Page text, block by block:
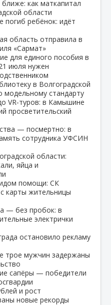
как маткапитал
области
погиб ребёнок: идёт
область отправила в
«Сармат»
для единого пособия в
июля нужен
в Волгоградской
модельному стандарту
VR‑туров: в Камышине
просветительский
— посмертно: в
сотрудника УФСИН
области:
яйца и
помощи: СК
карты жительницы
— без пробок: в
электрички
остановило рекламу
трое мужчин задержаны
сапёры — победители
и рост
новые рекорды